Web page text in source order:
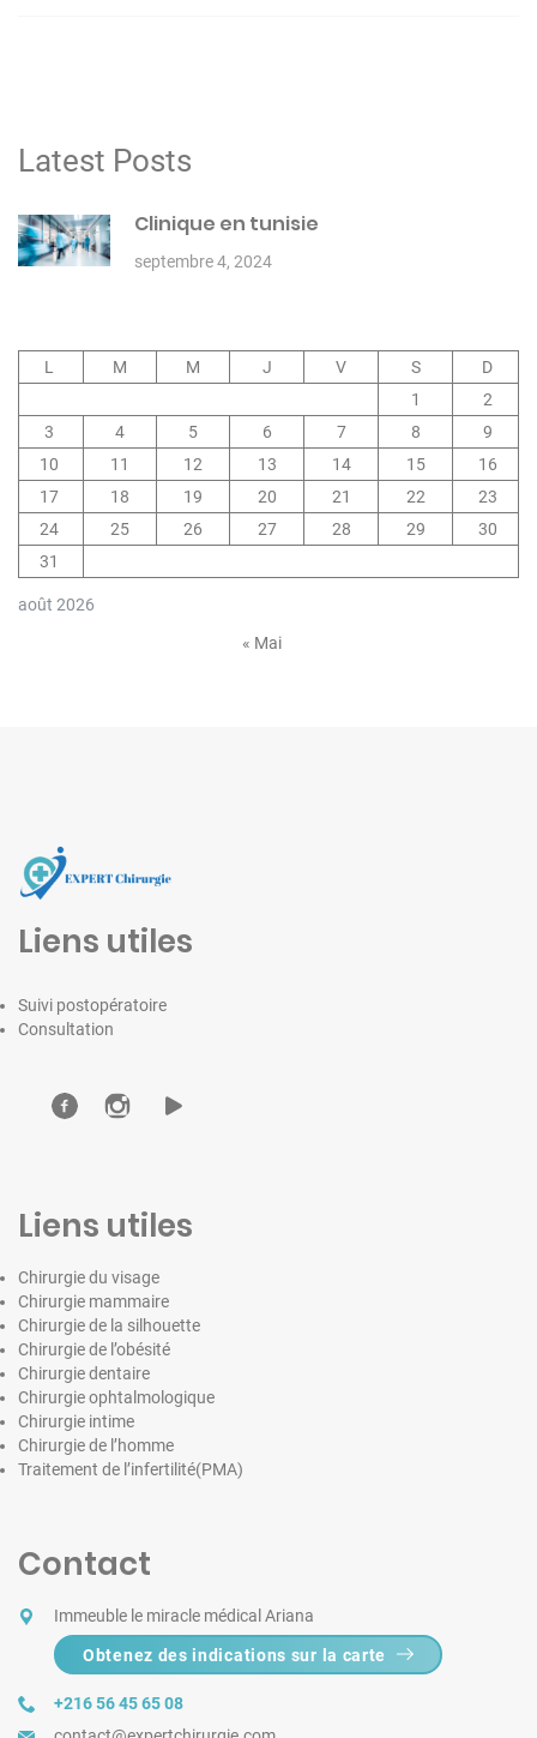
o
n
d
e
a
r
t
l
e
Latest Posts
Clinique en tunisie
septembre 4, 2024
août 2026
L M M J V S
D
1
2
3
4 5 6 7 8
9
10
11 12 13 14 15
16
17
18 19 20 21 22
23
24
25 26 27 28 29
30
31
« Mai
Liens utiles
Suivi postopératoire
Consultation
Liens utiles
Chirurgie du visage
Chirurgie mammaire
Chirurgie de la silhouette
Chirurgie de l’obésité
Chirurgie dentaire
Chirurgie ophtalmologique
Chirurgie intime
Chirurgie de l’homme
Traitement de l’infertilité(PMA)
Contact
Immeuble le miracle médical Ariana
Obtenez des indications sur la carte
+216 56 45 65 08